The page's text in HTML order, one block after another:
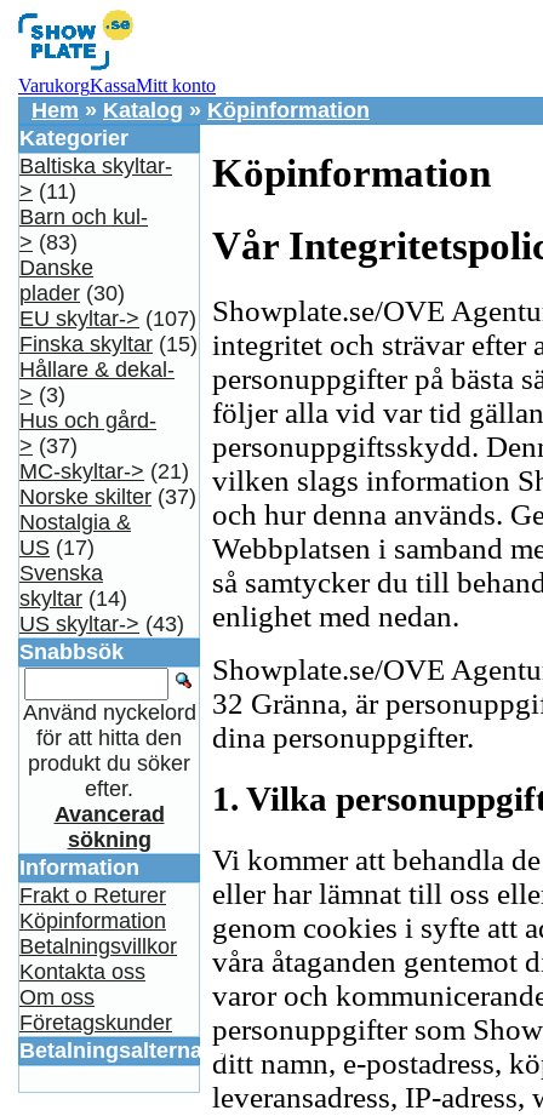
VarukorgKassaMitt konto
Hem » Katalog » Köpinformation
Köpinformation
Vår
Showplate.se/OVE
integritet och strävar efter
personuppgifter på bästa
följer alla vid var tid
personuppgiftsskydd.
vilken slags information
och hur denna används.
Webbplatsen i samband
så samtycker du till
enlighet med nedan.
Showplate.se/OVE
32 Gränna, är
dina personuppgifter.
1. Vilka
Vi kommer att behandla
eller har lämnat till oss
genom cookies i syfte att
våra åtaganden gentemot
varor och
personuppgifter som
ditt namn, e-postadress,
leveransadress, IP-
Kategorier
Baltiska skyltar-
> (11)
Barn och kul-
> (83)
Danske
plader (30)
EU skyltar-> (107)
Finska skyltar (15)
Hållare & dekal-
> (3)
Hus och gård-
> (37)
MC-skyltar-> (21)
Norske skilter (37)
Nostalgia &
US (17)
Svenska
skyltar (14)
US skyltar-> (43)
Snabbsök
Använd nyckelord
för att hitta den
produkt du söker
efter.
Avancerad
sökning
Information
Frakt o Returer
Köpinformation
Betalningsvillkor
Kontakta oss
Om oss
Företagskunder
Betalningsalternativ